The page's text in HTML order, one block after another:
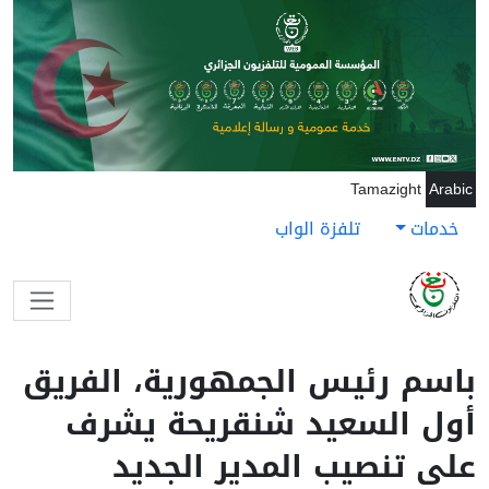
تجاوز إلى المحتوى الرئيسي
Arabic
Tamazight
خدمات تلفزة الواب
باسم رئيس الجمهورية، الفريق
أول السعيد شنقريحة يشرف
على تنصيب المدير الجديد